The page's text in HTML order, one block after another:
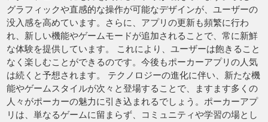
グラフィックや直感的な操作が可能なデザインが、ユーザーの
没入感を高めています。さらに、アプリの更新も頻繁に行わ
れ、新しい機能やゲームモードが追加されることで、常に新鮮
な体験を提供しています。 これにより、ユーザーは飽きること
なく楽しむことができるのです。今後もポーカーアプリの人気
は続くと予想されます。 テクノロジーの進化に伴い、新たな機
能やゲームスタイルが次々と登場することで、ますます多くの
人々がポーカーの魅力に引き込まれるでしょう。ポーカーアプ
リは、単なるゲームに留まらず、コミュニティや学習の場とし